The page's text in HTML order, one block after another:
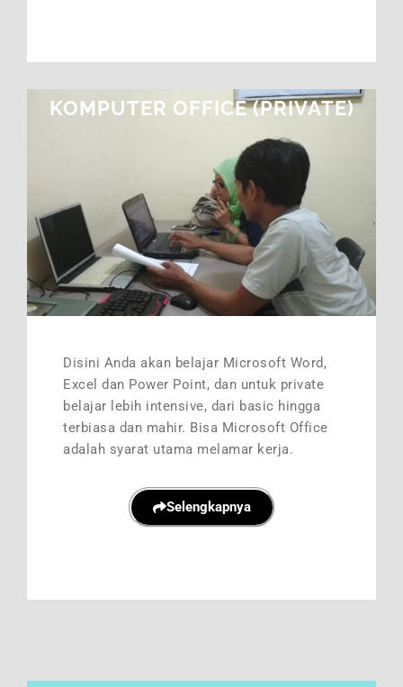
KOMPUTER OFFICE (PRIVATE)
Disini Anda akan belajar Microsoft Word,
Excel dan Power Point, dan untuk private
belajar lebih intensive, dari basic hingga
terbiasa dan mahir. Bisa Microsoft Office
adalah syarat utama melamar kerja.
Selengkapnya